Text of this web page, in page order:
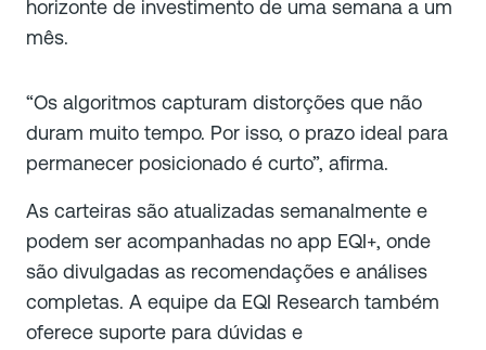
horizonte de investimento de uma semana a um
mês.
“Os algoritmos capturam distorções que não
duram muito tempo. Por isso, o prazo ideal para
permanecer posicionado é curto”, afirma.
As carteiras são atualizadas semanalmente e
podem ser acompanhadas no app EQI+, onde
são divulgadas as recomendações e análises
completas. A equipe da EQI Research também
oferece suporte para dúvidas e